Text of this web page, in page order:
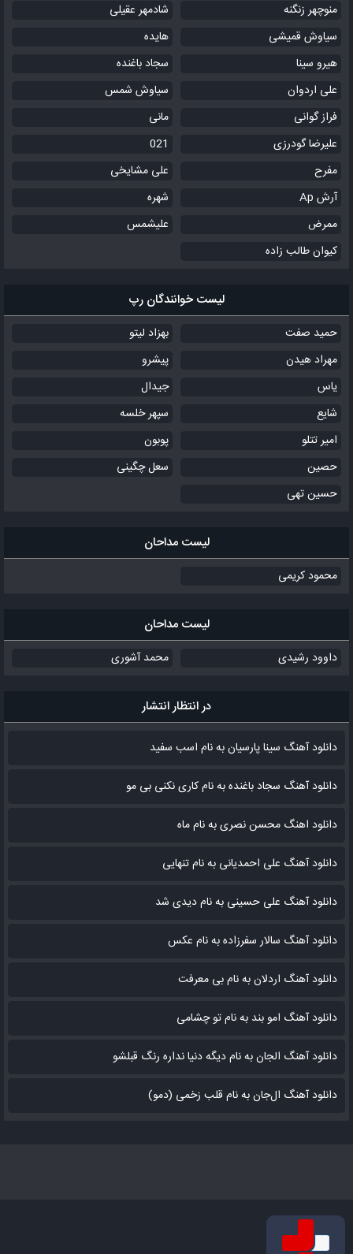
منوچهر زنگنه
شادمهر عقیلی
سیاوش قمیشی
هایده
هیرو سینا
سجاد باغنده
علی اردوان
سیاوش شمس
فراز گوانی
مانی
علیرضا گودرزی
021
مفرح
علی مشایخی
آرش Ap
شهره
ممرض
علیشمس
کیوان طالب زاده
لیست خوانندگان رپ
حمید صفت
بهزاد لیتو
مهراد هیدن
پیشرو
یاس
جیدال
شایع
سپهر خلسه
امیر تتلو
پوبون
حصین
سعل چگینی
حسین تهی
لیست مداحان
محمود کریمی
لیست مداحان
داوود رشیدی محمد آشوری
در انتظار انتشار
دانلود آهنگ سینا پارسیان به نام اسب سفید
دانلود آهنگ سجاد باغنده به نام کاری نکنی بی مو
دانلود اهنگ محسن نصری به نام‌ ماه
دانلود آهنگ علی احمدیانی به نام تنهایی
دانلود آهنگ علی حسینی به نام دیدی شد
دانلود آهنگ سالار سفرزاده به نام عکس
دانلود آهنگ اردلان به نام بی معرفت
دانلود آهنگ امو بند به نام تو چشامی
دانلود آهنگ الجان به نام دیگه دنیا نداره رنگ قبلشو
دانلود آهنگ ال‌جان به نام قلب زخمی (دمو)